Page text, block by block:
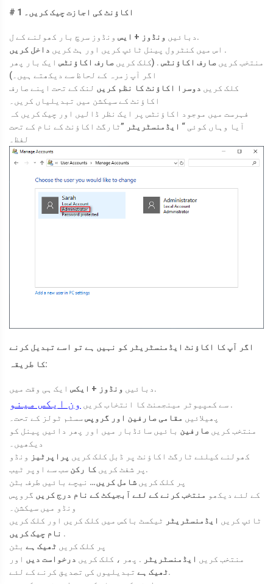
# 1 اکاؤنٹ کی اجازت چیک کریں۔
دبائیں ونڈوز + ایس
ونڈوز سرچ بار کھولنے کے ل.
اس میں کنٹرول پینل ٹائپ کریں اور ہٹ کریں داخل کریں
.
منتخب کریں صارف اکاؤنٹس . (کلک کریں صارف اکاؤنٹس ایک بار پھر
اگر آپ زمرہ کے لحاظ سے دیکھتے ہیں۔)
کلک کریں دوسرا اکاؤنٹ کا نظم کریں لنک کے تحت اپنے صارف
اکاؤنٹ کے سیکشن میں تبدیلیاں کریں۔
فہرست میں موجود اکاؤنٹس پر ایک نظر ڈالیں اور چیک کریں کہ
آیا وہاں کوئی “ ایڈمنسٹریٹر ”ٹارگٹ اکاؤنٹ کے نام کے تحت
لفظ۔
اگر آپ کا اکاؤنٹ ایڈمنسٹریٹر کو نہیں ہے تو اسے تبدیل کرنے
کا طریقہ:
دبائیں ونڈوز + ایکس
ایک ہی وقت میں.
سے کمپیوٹر مینجمنٹ کا انتخاب کریں ون ایکس مینو
.
پھیلائیں مقامی صارفین اور گروپسسسٹم ٹولز کے تحت۔
منتخب کریں صارفین بائیں سائڈبار میں اور پھر دائیں پینل کو
دیکھیں۔
کھولنے کیلئے ٹارگٹ اکاؤنٹ پر ڈبل کلک کریں پراپرٹیز ونڈو
پر شفٹ کریں کا رکن
سب سے اوپر ٹیب.
پر کلک کریں شامل کریں… نیچے بائیں طرف بٹن
کے لئے دیکھو منتخب کرنے کے لئے آبجیکٹ کے نام درج کریں گروپس
ونڈو میں سیکشن۔
ٹائپ کریں ایڈمنسٹریٹر
ٹیکسٹ باکس میں کلک کریں اور کلک کریں
نام چیک کریں .
پر کلک کریں ٹھیک ہے بٹن
منتخب کریں ایڈمنسٹریٹر . پھر ، کلک کریں درخواست دیں اور
ٹھیک ہےتبدیلیوں کی تصدیق کرنے کے لئے.